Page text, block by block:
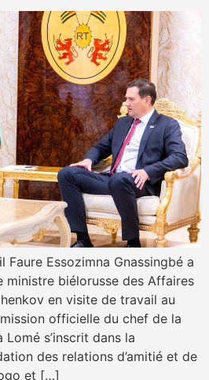
Faure Essozimna Gnassingbé a
ministre biélorusse des Affaires
en visite de travail au
officielle du chef de la
s’inscrit dans la
des relations d’amitié et de
et […]